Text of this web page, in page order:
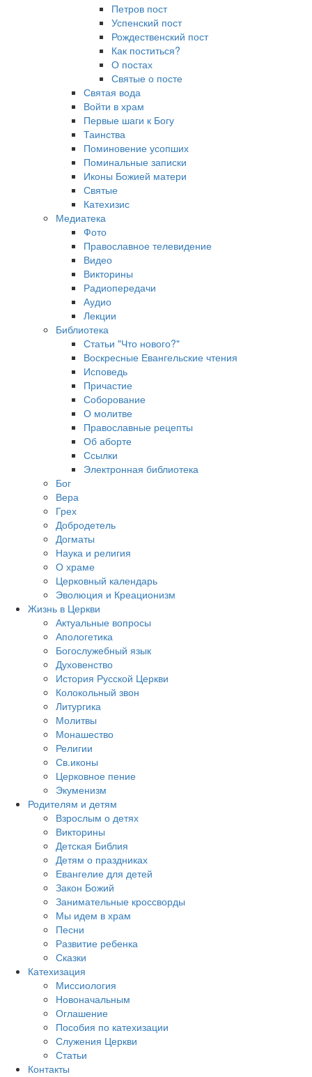
Петров пост
Успенский пост
Рождественский пост
Как поститься?
О постах
Святые о посте
Святая вода
Войти в храм
Первые шаги к Богу
Таинства
Поминовение усопших
Поминальные записки
Иконы Божией матери
Святые
Катехизис
Медиатека
Фото
Православное телевидение
Видео
Викторины
Радиопередачи
Аудио
Лекции
Библиотека
Статьи "Что нового?"
Воскресные Евангельские чтения
Исповедь
Причастие
Соборование
О молитве
Православные рецепты
Об аборте
Ссылки
Электронная библиотека
Бог
Вера
Грех
Добродетель
Догматы
Наука и религия
О храме
Церковный календарь
Эволюция и Креационизм
Жизнь в Церкви
Актуальные вопросы
Апологетика
Богослужебный язык
Духовенство
История Русской Церкви
Колокольный звон
Литургика
Молитвы
Монашество
Религии
Св.иконы
Церковное пение
Экуменизм
Родителям и детям
Взрослым о детях
Викторины
Детская Библия
Детям о праздниках
Евангелие для детей
Закон Божий
Занимательные кроссворды
Мы идем в храм
Песни
Развитие ребенка
Сказки
Катехизация
Миссиология
Новоначальным
Оглашение
Пособия по катехизации
Служения Церкви
Статьи
Контакты